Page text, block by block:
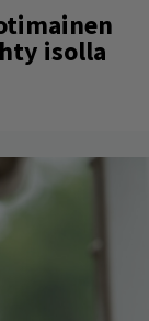
isolla